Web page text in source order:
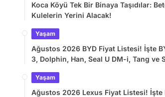
Koca Köyü Tek Bir Binaya Taşıdılar:
Kulelerin Yerini Alacak!
Yaşam
Ağustos 2026 BYD Fiyat Listesi! İşte
3, Dolphin, Han, Seal U DM-i, Tang ve
Yaşam
Ağustos 2026 Lexus Fiyat Listesi! İşte